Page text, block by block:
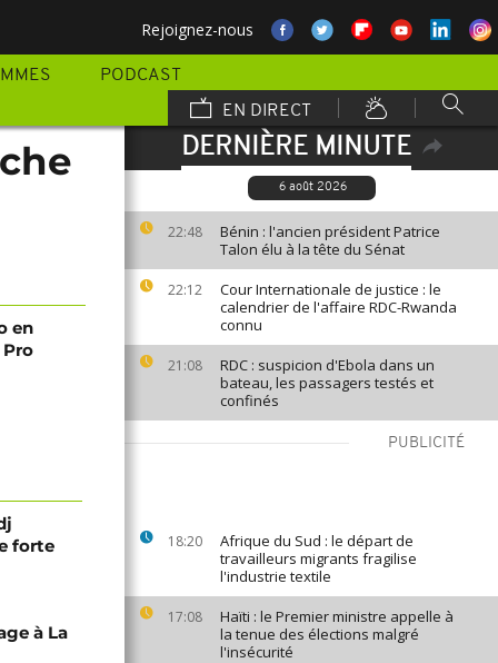
Rejoignez-nous
PODCAST
EN DIRECT
DERNIÈRE MINUTE
6 août 2026
22:48
Bénin : l'ancien président Patrice
Talon élu à la tête du Sénat
22:12
Cour Internationale de justice : le
calendrier de l'affaire RDC-Rwanda
connu
21:08
RDC : suspicion d'Ebola dans un
bateau, les passagers testés et
confinés
PUBLICITÉ
18:20
Afrique du Sud : le départ de
travailleurs migrants fragilise
l'industrie textile
17:08
Haïti : le Premier ministre appelle à
la tenue des élections malgré
l'insécurité
en
forte
à La